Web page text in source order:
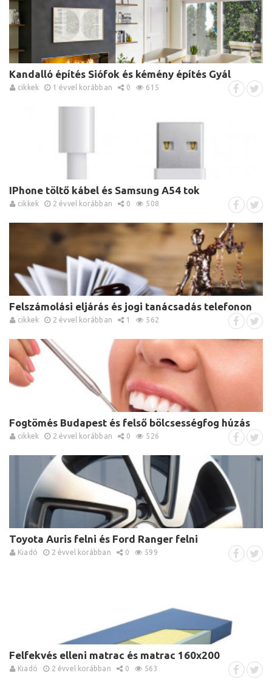
Kandalló építés Siófok és kémény építés Gyál
cikkek 1 évvel korábban 0 615
IPhone töltő kábel és Samsung A54 tok
cikkek 2 évvel korábban 0 508
Felszámolási eljárás és jogi tanácsadás telefonon
cikkek 2 évvel korábban 1 562
Fogtömés Budapest és felső bölcsességfog húzás
cikkek 2 évvel korábban 0 526
Toyota Auris felni és Ford Ranger felni
Kiadó 2 évvel korábban 0 599
Felfekvés elleni matrac és matrac 160x200
Kiadó 2 évvel korábban 0 563